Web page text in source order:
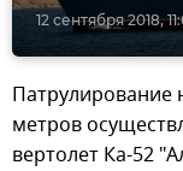
12 сентября 2018,
Патрулирование
метров
вертолет Ка-52